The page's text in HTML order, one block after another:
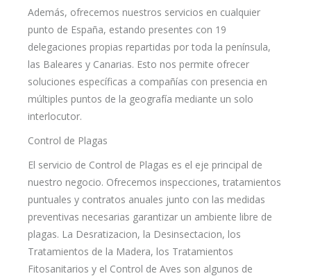
Además, ofrecemos nuestros servicios en cualquier
punto de España, estando presentes con 19
delegaciones propias repartidas por toda la península,
las Baleares y Canarias. Esto nos permite ofrecer
soluciones específicas a compañías con presencia en
múltiples puntos de la geografía mediante un solo
interlocutor.
Control de Plagas
El servicio de Control de Plagas es el eje principal de
nuestro negocio. Ofrecemos inspecciones, tratamientos
puntuales y contratos anuales junto con las medidas
preventivas necesarias garantizar un ambiente libre de
plagas. La Desratizacion, la Desinsectacion, los
Tratamientos de la Madera, los Tratamientos
Fitosanitarios y el Control de Aves son algunos de